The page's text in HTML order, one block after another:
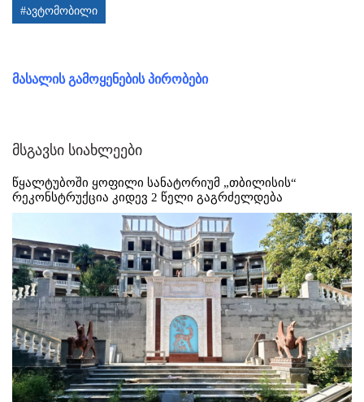
#ავტომობილი
მასალის გამოყენების პირობები
მსგავსი სიახლეები
წყალტუბოში ყოფილი სანატორიუმ „თბილისის“
რეკონსტრუქცია კიდევ 2 წელი გაგრძელდება